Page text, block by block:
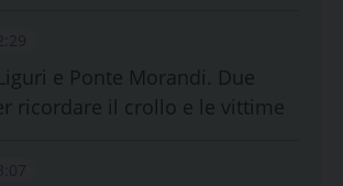
e Ponte Morandi. Due
ricordare il crollo e le vittime